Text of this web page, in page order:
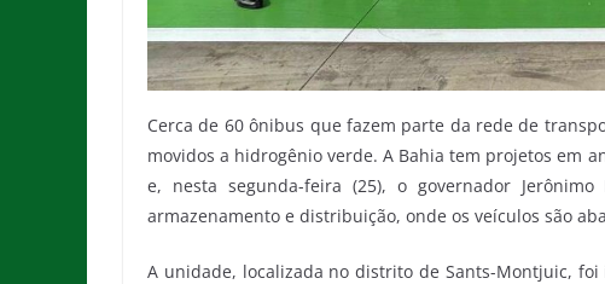
Cerca de 60 ônibus que fazem parte da rede de
movidos a hidrogênio verde. A Bahia tem projetos em
e, nesta segunda-feira (25), o governador
armazenamento e distribuição, onde os veículos são
A unidade, localizada no distrito de Sants-Montjuic,